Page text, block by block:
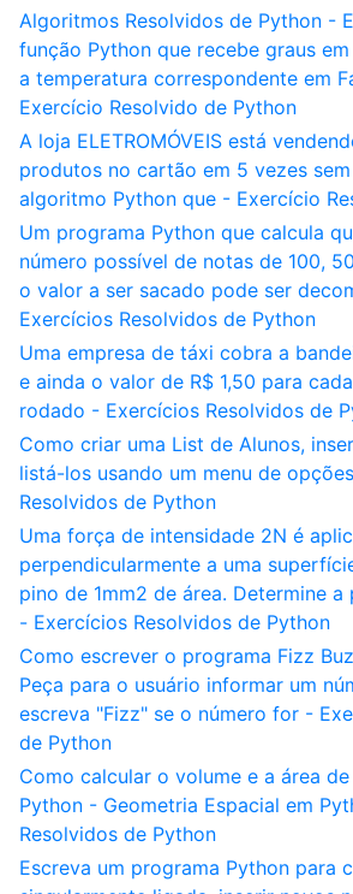
Algoritmos Resolvidos de Python -
função Python que recebe graus
a temperatura correspondente em
Exercício Resolvido de Python
A loja ELETROMÓVEIS está
produtos no cartão em 5 vezes
algoritmo Python que - Exercício
Um programa Python que calcula
número possível de notas de 100,
o valor a ser sacado pode ser
Exercícios Resolvidos de Python
Uma empresa de táxi cobra a
e ainda o valor de R$ 1,50 para
rodado - Exercícios Resolvidos de
Como criar uma List de Alunos,
listá-los usando um menu de
Resolvidos de Python
Uma força de intensidade 2N é
perpendicularmente a uma
pino de 1mm2 de área. Determine a
- Exercícios Resolvidos de Python
Como escrever o programa Fizz
Peça para o usuário informar um
escreva "Fizz" se o número for -
de Python
Como calcular o volume e a área
Python - Geometria Espacial em
Resolvidos de Python
Escreva um programa Python para